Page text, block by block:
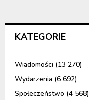
KATEGORIE
Wiadomości (13 270)
Wydarzenia (6 692)
Społeczeństwo (4 568)